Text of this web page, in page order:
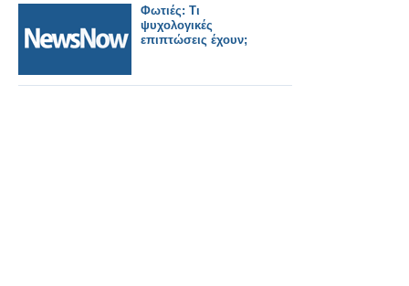
Φωτιές: Τι
ψυχολογικές
επιπτώσεις έχουν;